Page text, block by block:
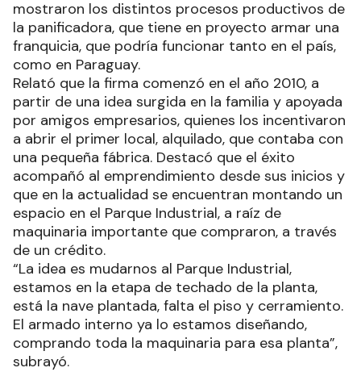
mostraron los distintos procesos productivos de
la panificadora, que tiene en proyecto armar una
franquicia, que podría funcionar tanto en el país,
como en Paraguay.
Relató que la firma comenzó en el año 2010, a
partir de una idea surgida en la familia y apoyada
por amigos empresarios, quienes los incentivaron
a abrir el primer local, alquilado, que contaba con
una pequeña fábrica. Destacó que el éxito
acompañó al emprendimiento desde sus inicios y
que en la actualidad se encuentran montando un
espacio en el Parque Industrial, a raíz de
maquinaria importante que compraron, a través
de un crédito.
“La idea es mudarnos al Parque Industrial,
estamos en la etapa de techado de la planta,
está la nave plantada, falta el piso y cerramiento.
El armado interno ya lo estamos diseñando,
comprando toda la maquinaria para esa planta”,
subrayó.